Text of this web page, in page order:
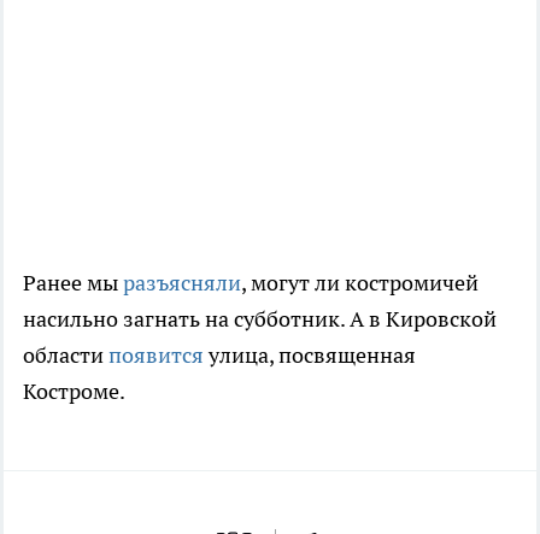
Ранее мыразъясняли, могут ли костромичей
насильно загнать на субботник. А в Кировской
областипоявитсяулица, посвященная
Костроме.